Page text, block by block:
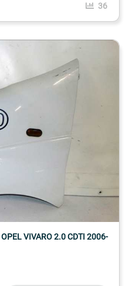
36
OPEL VIVARO 2.0 CDTI 2006-